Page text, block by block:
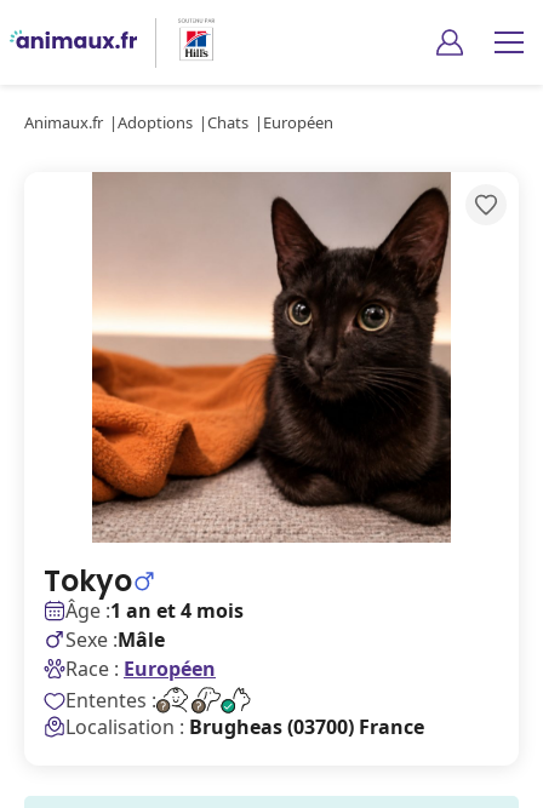
Animaux.fr Adoptions Chats Européen
Tokyo
Âge :1 an et 4 mois
Sexe :Mâle
Race : Européen
Ententes :
Localisation : Brugheas (03700) France